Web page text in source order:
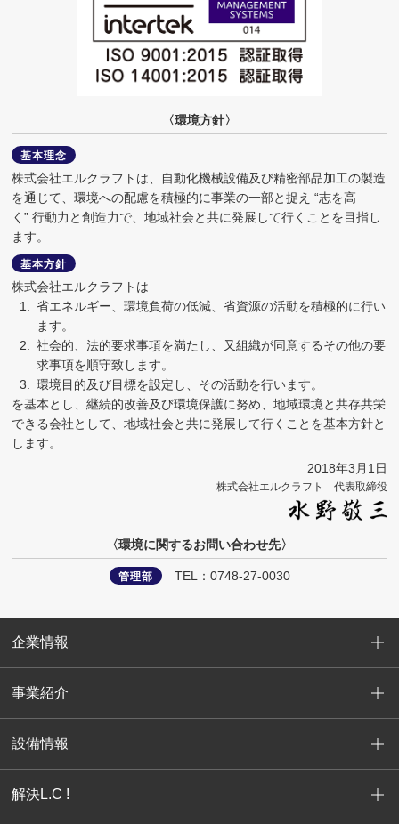
〈環境方針〉
基本理念
株式会社エルクラフトは、自動化機械設備及び精密部品加工の製造
を通じて、環境への配慮を積極的に事業の一部と捉え “志を高
く” 行動力と創造力で、地域社会と共に発展して行くことを目指し
ます。
基本方針
株式会社エルクラフトは
省エネルギー、環境負荷の低減、省資源の活動を積極的に行い
ます。
社会的、法的要求事項を満たし、又組織が同意するその他の要
求事項を順守致します。
環境目的及び目標を設定し、その活動を行います。
を基本とし、継続的改善及び環境保護に努め、地域環境と共存共栄
できる会社として、地域社会と共に発展して行くことを基本方針と
します。
2018年3月1日
株式会社エルクラフト 代表取締役
〈環境に関するお問い合わせ先〉
管理部 TEL： 0748-27-0030
企業情報
事業紹介
設備情報
解決L.C !